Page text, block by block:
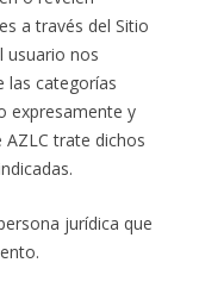
a través del Sitio
usuario nos
las categorías
expresamente y
trate dichos
jurídica que